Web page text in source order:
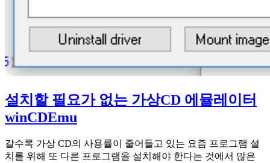
설치할 필요가 없는 가상CD 에뮬레이터
winCDEmu
갈수록 가상 CD의 사용률이 줄어들고 있는 요즘 프로그램 설
치를 위해 또 다른 프로그램을 설치해야 한다는 것에서 많은